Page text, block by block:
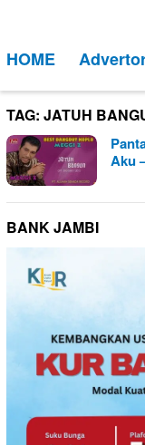
kontenMobile
HOME
TAG: JATUH
Aku
BANK JAMBI